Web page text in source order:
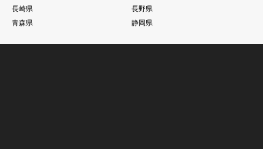
長崎県
長野県
青森県
静岡県